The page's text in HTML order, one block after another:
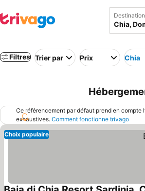
Destination
Filtres Trier par Prix Chia
Ce référencement par défaut prend en compte
exhaustives. Comment fonctionne trivago
Choix populaire